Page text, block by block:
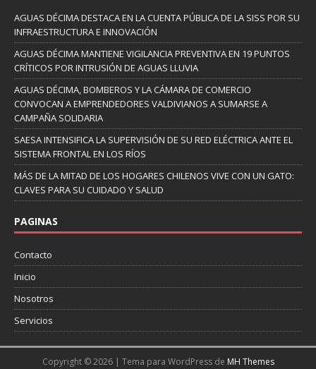
AGUAS DÉCIMA DESTACA EN LA CUENTA PÚBLICA DE LA SISS POR SU
INFRAESTRUCTURA E INNOVACIÓN
AGUAS DÉCIMA MANTIENE VIGILANCIA PREVENTIVA EN 19 PUNTOS
CRÍTICOS POR INTRUSIÓN DE AGUAS LLUVIA
AGUAS DÉCIMA, BOMBEROS Y LA CÁMARA DE COMERCIO
CONVOCAN A EMPRENDEDORES VALDIVIANOS A SUMARSE A
CAMPAÑA SOLIDARIA
SAESA INTENSIFICA LA SUPERVISIÓN DE SU RED ELÉCTRICA ANTE EL
SISTEMA FRONTAL EN LOS RÍOS
MÁS DE LA MITAD DE LOS HOGARES CHILENOS VIVE CON UN GATO:
CLAVES PARA SU CUIDADO Y SALUD
PAGINAS
Contacto
Inicio
Nosotros
Servicios
Copyright © 2026 | Tema para WordPress de MH Themes